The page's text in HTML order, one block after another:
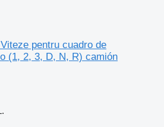
pentru cuadro de
(1, 2, 3, D, N, R) camión